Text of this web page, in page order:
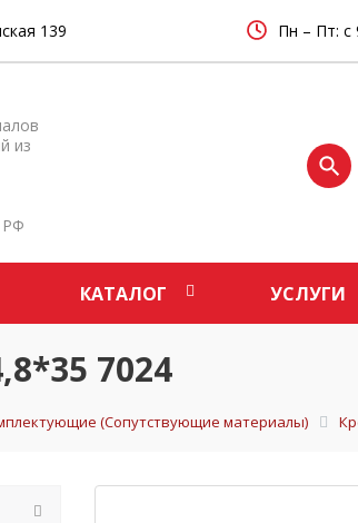
139 Пн – Пт: с
из
РФ
КАТАЛОГ УСЛУГИ
7024
(Сопутствующие материалы)